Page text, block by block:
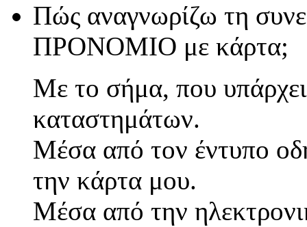
Πώς αναγνωρίζω τη
ΠΡΟΝΟΜΙΟ με κάρτα;
Με το σήμα, που
καταστημάτων.
Μέσα από τον έντυπο
την κάρτα μου.
Μέσα από την